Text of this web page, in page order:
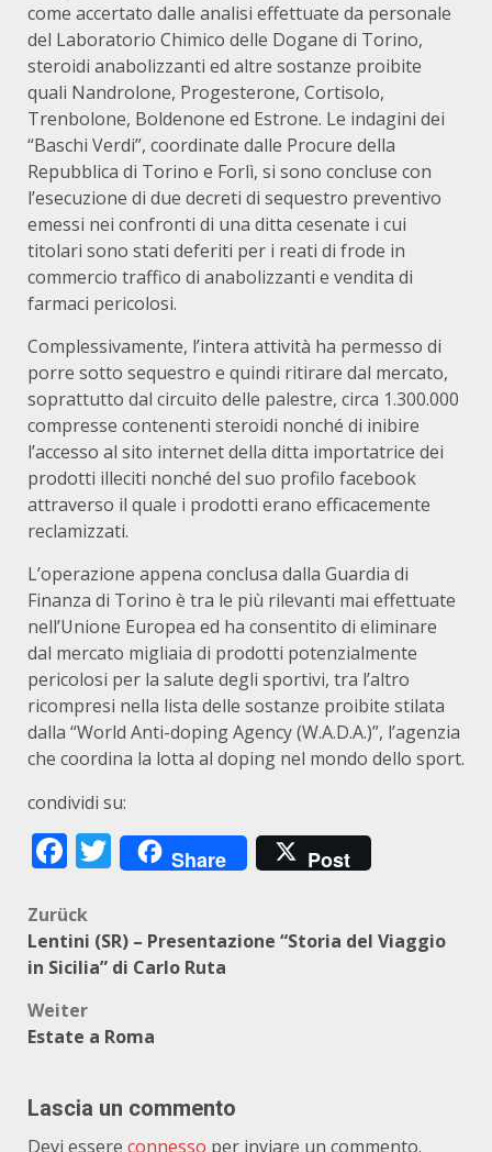
come accertato dalle analisi effettuate da personale
del Laboratorio Chimico delle Dogane di Torino,
steroidi anabolizzanti ed altre sostanze proibite
quali Nandrolone, Progesterone, Cortisolo,
Trenbolone, Boldenone ed Estrone. Le indagini dei
“Baschi Verdi”, coordinate dalle Procure della
Repubblica di Torino e Forlì, si sono concluse con
l’esecuzione di due decreti di sequestro preventivo
emessi nei confronti di una ditta cesenate i cui
titolari sono stati deferiti per i reati di frode in
commercio traffico di anabolizzanti e vendita di
farmaci pericolosi.
Complessivamente, l’intera attività ha permesso di
porre sotto sequestro e quindi ritirare dal mercato,
soprattutto dal circuito delle palestre, circa 1.300.000
compresse contenenti steroidi nonché di inibire
l’accesso al sito internet della ditta importatrice dei
prodotti illeciti nonché del suo profilo facebook
attraverso il quale i prodotti erano efficacemente
reclamizzati.
L’operazione appena conclusa dalla Guardia di
Finanza di Torino è tra le più rilevanti mai effettuate
nell’Unione Europea ed ha consentito di eliminare
dal mercato migliaia di prodotti potenzialmente
pericolosi per la salute degli sportivi, tra l’altro
ricompresi nella lista delle sostanze proibite stilata
dalla “World Anti-doping Agency (W.A.D.A.)”, l’agenzia
che coordina la lotta al doping nel mondo dello sport.
condividi su:
Facebook
Twitter
Share Post
Beitragsnavigation
Zurück
Lentini (SR) – Presentazione “Storia del Viaggio
in Sicilia” di Carlo Ruta
Weiter
Estate a Roma
Lascia un commento
Devi essere connesso per inviare un commento.